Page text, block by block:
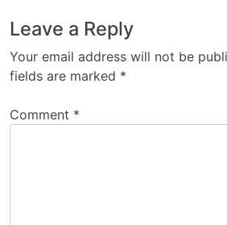
Leave a Reply
Your email address will not be
fields are marked *
Comment *